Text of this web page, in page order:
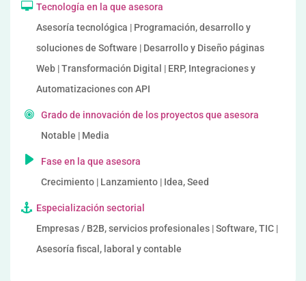
Tecnología en la que asesora
Asesoría tecnológica | Programación, desarrollo y
soluciones de Software | Desarrollo y Diseño páginas
Web | Transformación Digital | ERP, Integraciones y
Automatizaciones con API
Grado de innovación de los proyectos que asesora
Notable | Media
Fase en la que asesora
Crecimiento | Lanzamiento | Idea, Seed
Especialización sectorial
Empresas / B2B, servicios profesionales | Software, TIC |
Asesoría fiscal, laboral y contable